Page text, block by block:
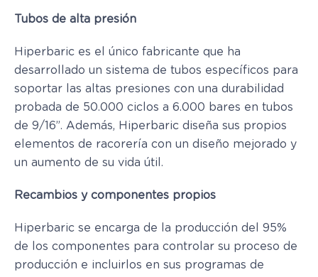
Tubos de alta presión
Hiperbaric es el único fabricante que ha
desarrollado un sistema de tubos específicos para
soportar las altas presiones con una durabilidad
probada de 50.000 ciclos a 6.000 bares en tubos
de 9/16”. Además, Hiperbaric diseña sus propios
elementos de racorería con un diseño mejorado y
un aumento de su vida útil.
Recambios y componentes propios
Hiperbaric se encarga de la producción del 95%
de los componentes para controlar su proceso de
producción e incluirlos en sus programas de